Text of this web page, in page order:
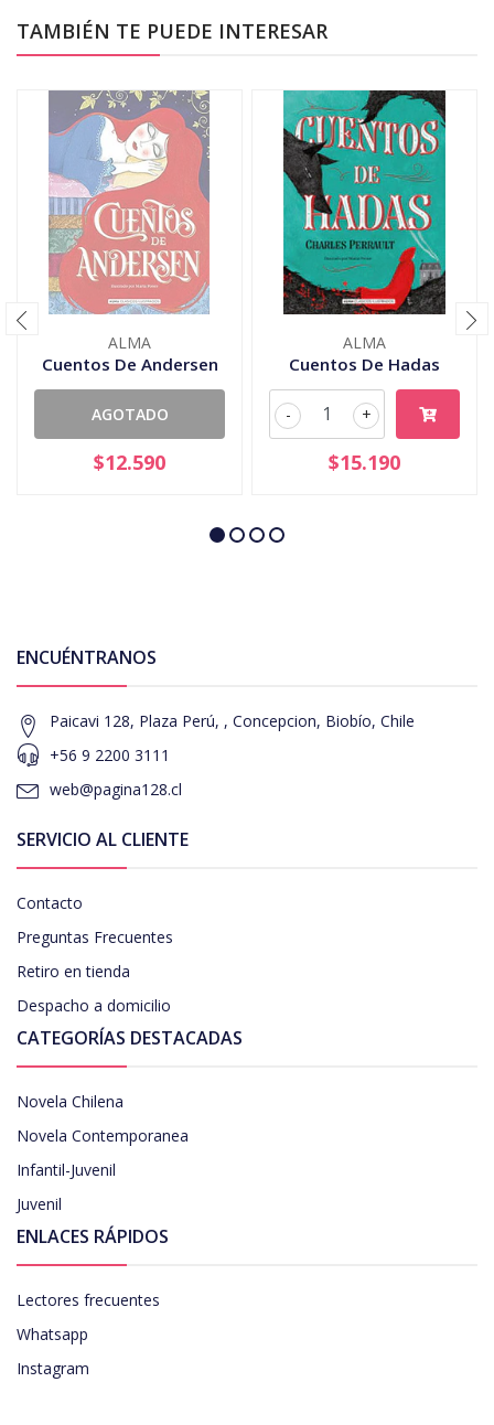
TAMBIÉN TE PUEDE INTERESAR
ALMA
Cuentos De Andersen
AGOTADO
$12.590
ALMA
Cuentos De Hadas
+
-
$15.190
ENCUÉNTRANOS
Paicavi 128, Plaza Perú, , Concepcion, Biobío, Chile
+56 9 2200 3111
web@pagina128.cl
SERVICIO AL CLIENTE
Contacto
Preguntas Frecuentes
Retiro en tienda
Despacho a domicilio
CATEGORÍAS DESTACADAS
Novela Chilena
Novela Contemporanea
Infantil-Juvenil
Juvenil
ENLACES RÁPIDOS
Lectores frecuentes
Whatsapp
Instagram